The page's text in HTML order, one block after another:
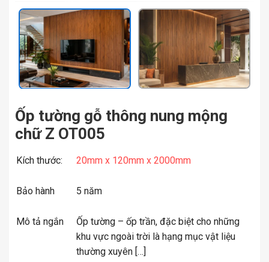
Ốp tường gỗ thông nung mộng
chữ Z OT005
Kích thước: 20mm x 120mm x 2000mm
Bảo hành 5 năm
Mô tả ngắn
Ốp tường – ốp trần, đặc biệt cho những
khu vực ngoài trời là hạng mục vật liệu
thường xuyên […]